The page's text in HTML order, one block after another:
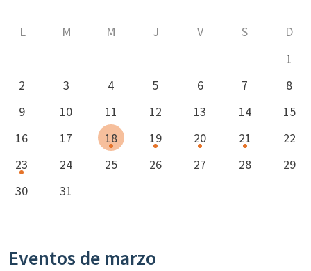
L M M J V S
D
1
2
3 4 5 6 7
8
9
10 11 12 13 14
15
16
17 18 19 20 21
22
23
24 25 26 27 28
29
30
31
Eventos de marzo